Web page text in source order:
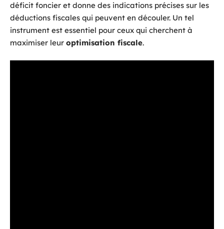
déficit foncier et donne des indications précises sur les
déductions fiscales qui peuvent en découler. Un tel
instrument est essentiel pour ceux qui cherchent à
maximiser leur optimisation fiscale.